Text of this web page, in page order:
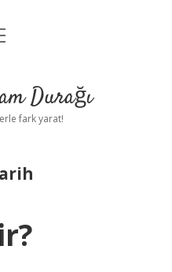
Durağı
fark yarat!